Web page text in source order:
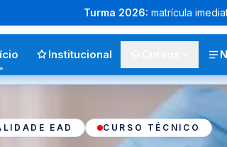
Turma 2026: matrícula
Institucional
EAD CURSO TÉCNICO